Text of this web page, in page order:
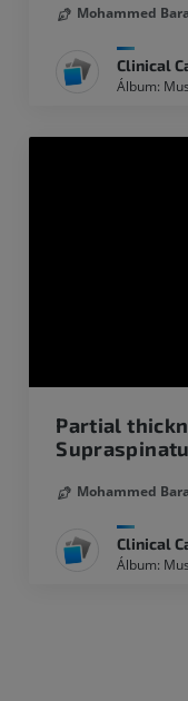
Mohammed
Clinical
Álbum:
Partial
Mohammed
Clinical
Álbum: